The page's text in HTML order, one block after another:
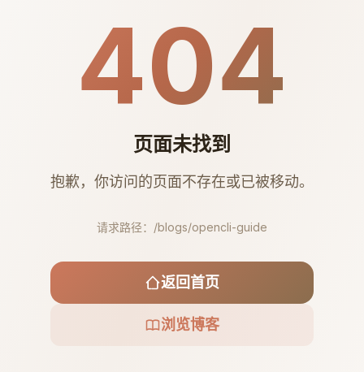
404
页面未找到
抱歉，你访问的页面不存在或已被移动。
请求路径： /blogs/opencli-guide
返回首页
浏览博客